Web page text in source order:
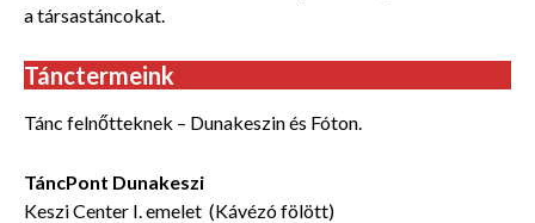
a társastáncokat.
Tánctermeink
Tánc felnőtteknek – Dunakeszin és Fóton.
TáncPont Dunakeszi
Keszi Center I. emelet (Kávézó fölött)